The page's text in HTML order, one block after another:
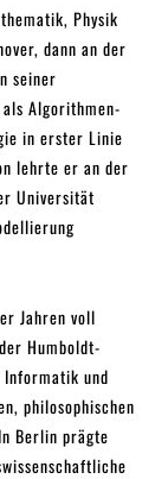
Physik
dann an der
seiner
Algorithmen-
in erster Linie
lehrte er an der
Universität
Jahren voll
Humboldt-
und
philosophischen
Berlin prägte